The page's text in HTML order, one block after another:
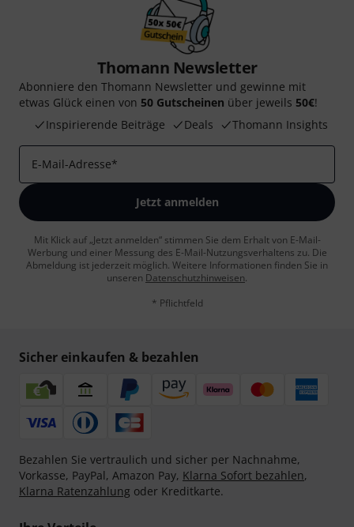
Thomann Newsletter
Abonniere den Thomann Newsletter und gewinne mit
etwas Glück einen von 50 Gutscheinen über jeweils 50€!
Inspirierende Beiträge
Deals Thomann Insights
E-Mail-Adresse*
Jetzt anmelden
Mit Klick auf „Jetzt anmelden“ stimmen Sie dem Erhalt von E-Mail-
Werbung und einer Messung des E-Mail-Nutzungsverhaltens zu. Die
Abmeldung ist jederzeit möglich. Weitere Informationen finden Sie in
unseren Datenschutzhinweisen.
* Pflichtfeld
Sicher einkaufen & bezahlen
Bezahlen Sie vertraulich und sicher per Nachnahme,
Vorkasse, PayPal, Amazon Pay, Klarna Sofort bezahlen,
Klarna Ratenzahlung oder Kreditkarte.